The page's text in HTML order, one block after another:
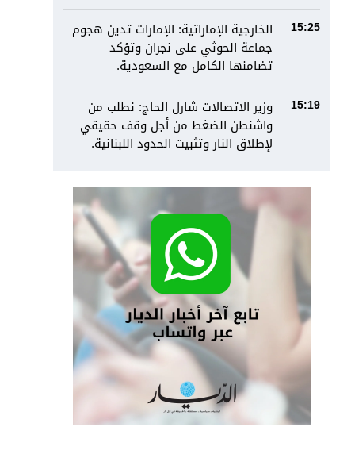
15:25
الخارجية الإماراتية: الإمارات تدين هجوم
جماعة الحوثي على نجران وتؤكد
تضامنها الكامل مع السعودية.
15:19
وزير الاتصالات شارل الحاج: نطلب من
واشنطن الضغط من أجل وقف حقيقي
لإطلاق النار وتثبيت الحدود اللبنانية.